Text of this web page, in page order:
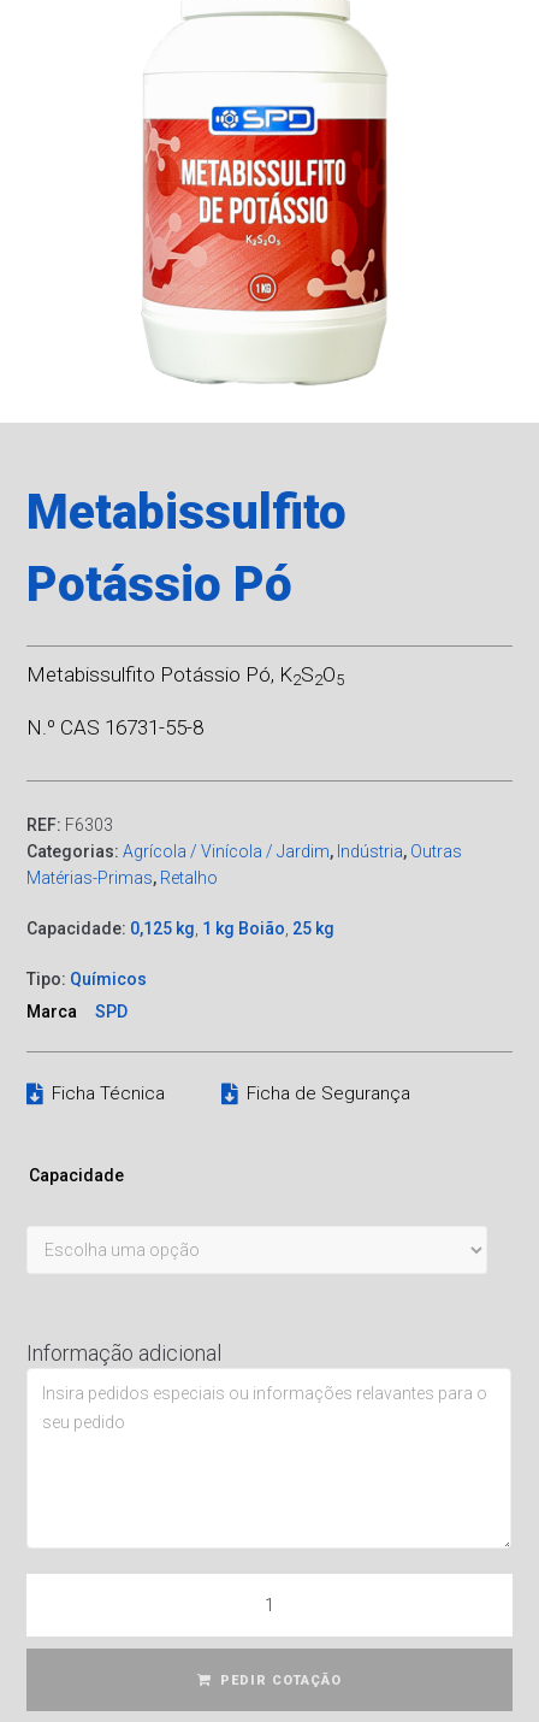
Metabissulfito
Potássio Pó
Metabissulfito Potássio Pó, K2S2O5
N.º CAS 16731-55-8
REF: F6303
Categorias:Agrícola / Vinícola / Jardim, Indústria, Outras
Matérias-Primas, Retalho
Capacidade: 0,125 kg 1 kg Boião 25 kg
Tipo: Químicos
Marca
SPD
Ficha Técnica Ficha de Segurança
Capacidade
Informação adicional
PEDIR COTAÇÃO